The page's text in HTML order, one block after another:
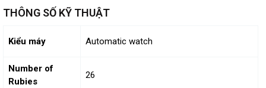
THÔNG SỐ KỸ THUẬT
Kiểu máy Automatic watch
Number of
Rubies
26